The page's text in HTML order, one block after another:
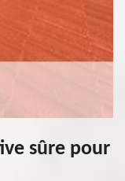
sûre pour